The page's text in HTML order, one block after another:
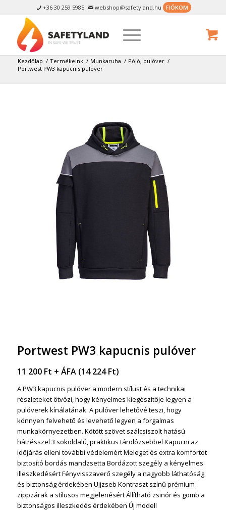
 +36 30 259 5985  webshop@safetyland.hu FIÓKOM
Kezdőlap / Termékeink / Munkaruha / Póló, pulóver /
Portwest PW3 kapucnis pulóver
Portwest PW3 kapucnis pulóver
11 200 Ft + ÁFA (14 224Ft)
A PW3 kapucnis pulóver a modern stílust és a technikai
részleteket ötvözi, hogy kényelmes kiegészítője legyen a
pulóverek kínálatának. A pulóver lehetővé teszi, hogy
könnyen felvehető és levehető legyen a forgalmas
munkakörnyezetben. Kötött szövet szálcsiszolt hatású
hátrésszel 3 sokoldalú, praktikus tárolózsebbel Kapucni az
időjárás elleni további védelemért Meleget és extra komfortot
biztosító bordás mandzsetta Bordázott szegély a kényelmes
illeszkedésért Fényvisszaverő szegély a nagyobb láthatóság
és biztonság érdekében Ujjzseb Kontraszt színű prémium
zippzárak a stílusos megjelenésért Állítható zsinór és gomb a
biztonságos illeszkedés érdekében Új modell